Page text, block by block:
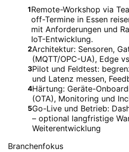
1Remote-Workshop via
off-Termine in Essen
mit Anforderungen und
IoT-Entwicklung.
2Architektur: Sensoren,
(MQTT/OPC-UA), Edge
3Pilot und Feldtest:
und Latenz messen,
4Härtung: Geräte-
(OTA), Monitoring und
5Go-Live und Betrieb:
– optional langfristige
Weiterentwicklung
Branchenfokus